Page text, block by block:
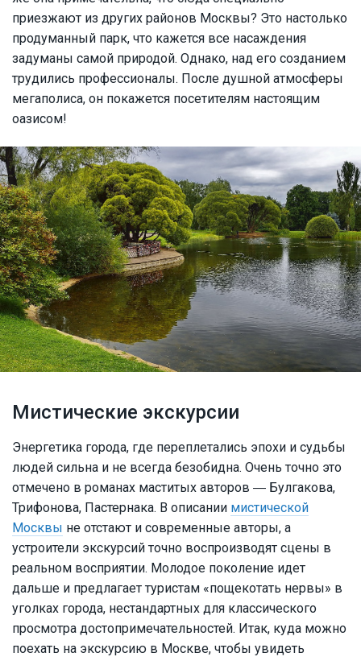
приезжают из других районов Москвы? Это настолько
продуманный парк, что кажется все насаждения
задуманы самой природой. Однако, над его созданием
трудились профессионалы. После душной атмосферы
мегаполиса, он покажется посетителям настоящим
оазисом!
Мистические экскурсии
Энергетика города, где переплетались эпохи и судьбы
людей сильна и не всегда безобидна. Очень точно это
отмечено в романах маститых авторов ― Булгакова,
Трифонова, Пастернака. В описании мистической
Москвы не отстают и современные авторы, а
устроители экскурсий точно воспроизводят сцены в
реальном восприятии. Молодое поколение идет
дальше и предлагает туристам «пощекотать нервы» в
уголках города, нестандартных для классического
просмотра достопримечательностей. Итак, куда можно
поехать на экскурсию в Москве, чтобы увидеть